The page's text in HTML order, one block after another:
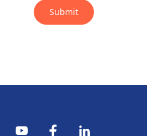
Submit